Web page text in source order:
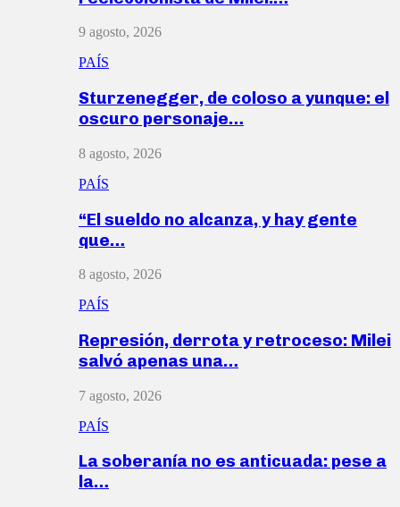
9 agosto, 2026
PAÍS
Sturzenegger, de coloso a yunque: el
oscuro personaje…
8 agosto, 2026
PAÍS
“El sueldo no alcanza, y hay gente
que…
8 agosto, 2026
PAÍS
Represión, derrota y retroceso: Milei
salvó apenas una…
7 agosto, 2026
PAÍS
La soberanía no es anticuada: pese a
la…